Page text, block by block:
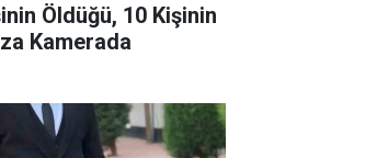
Öldüğü, 10 Kişinin
Kamerada